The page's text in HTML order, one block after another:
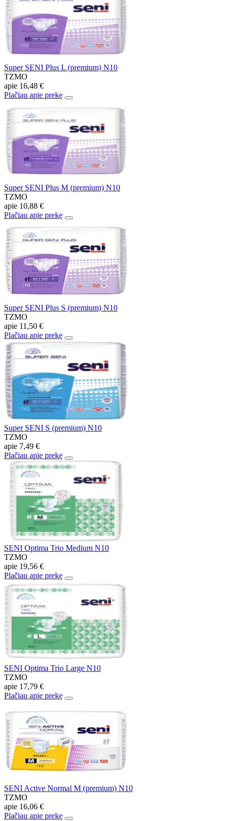
Super SENI Plus L (premium) N10
TZMO
apie 16,48 €
Plačiau apie prekę
Super SENI Plus M (premium) N10
TZMO
apie 10,88 €
Plačiau apie prekę
Super SENI Plus S (premium) N10
TZMO
apie 11,50 €
Plačiau apie prekę
Super SENI S (premium) N10
TZMO
apie 7,49 €
Plačiau apie prekę
SENI Optima Trio Medium N10
TZMO
apie 19,56 €
Plačiau apie prekę
SENI Optima Trio Large N10
TZMO
apie 17,79 €
Plačiau apie prekę
SENI Active Normal M (premium) N10
TZMO
apie 16,06 €
Plačiau apie prekę